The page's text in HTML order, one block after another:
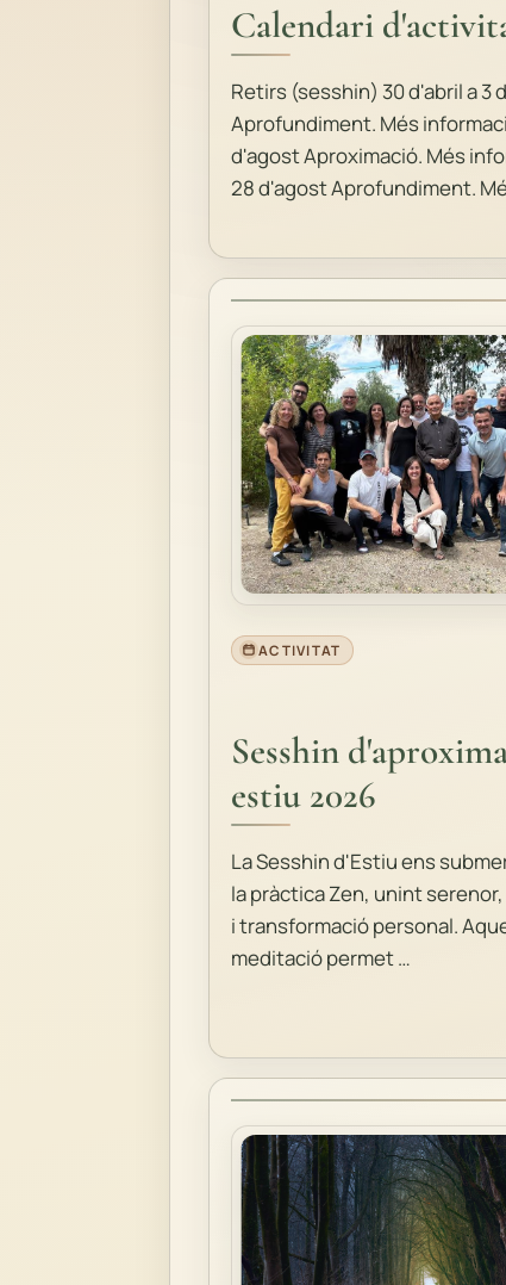
Calendari
Retirs (sesshin) 30 d'abril a 3
Aprofundiment. Més
d'agost Aproximació. Més
28 d'agost Aprofundiment.
ACTIVITAT
Sesshin
estiu 2026
La Sesshin d'Estiu ens
la pràctica Zen, unint
i transformació personal.
meditació permet …